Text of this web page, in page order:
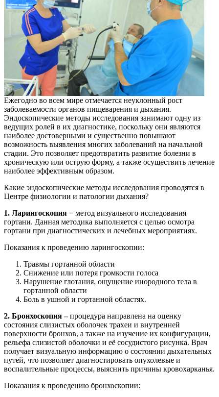
Ежегодно во всем мире отмечается неуклонный рост
заболеваемости органов пищеварения и дыхания.
Эндоскопические методы исследования занимают одну из
ведущих ролей в их диагностике, поскольку они являются
наиболее достоверными и существенно повышают
возможность выявления многих заболеваний на начальной
стадии. Это позволяет предотвратить развитие болезни в
хроническую или острую форму, а также осуществить лечение
наиболее эффективным образом.
Какие эндоскопические методы исследования проводятся в
Центре физиологии и патологии дыхания?
1. Ларингоскопия − метод визуального исследования
гортани. Данная методика выполняется с целью осмотра
гортани при диагностических и лечебных мероприятиях.
Показания к проведению ларингоскопии:
Травмы гортанной области
Снижение или потеря громкости голоса
Нарушение глотания, ощущение инородного тела в
гортанной области
Боль в ушной и гортанной областях.
2. Бронхоскопия –процедура направлена на оценку
состояния слизистых оболочек трахеи и внутренней
поверхности бронхов, а также на изучение их конфигурации,
рельефа слизистой оболочки и её сосудистого рисунка. Врач
получает визуальную информацию о состоянии дыхательных
путей, что позволяет диагностировать опухолевые и
воспалительные процессы, выяснить причины кровохарканья.
Показания к проведению бронхоскопии: